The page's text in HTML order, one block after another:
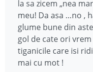
la sa zicem „nea
meu! Da asa …no ,
glume bune din
gol de cate ori
tiganicile care isi
mai cu mot !